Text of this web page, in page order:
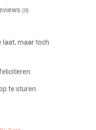
(0)
laat, maar toch
te sturen.